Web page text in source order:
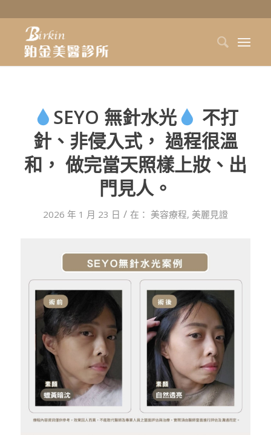
SEYO 無針水光
不打
針、非侵入式， 過程很溫
和， 做完當天照樣上妝、出
門見人。
2026 年 1 月 23 日 / 在： 美容療程, 美麗見證